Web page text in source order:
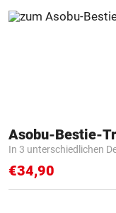
Asobu-Bestie-
In 3 unterschiedlichen
€34,90